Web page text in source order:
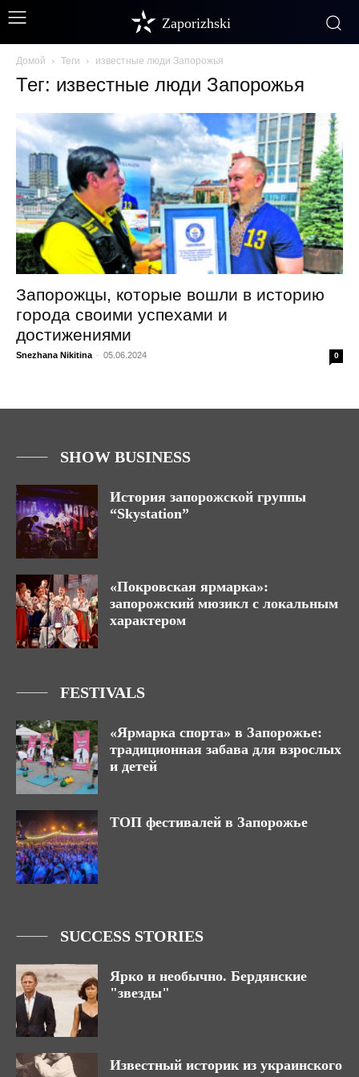
Zaporizhski
Домой Теги известные люди Запорожья
Тег: известные люди Запорожья
Запорожцы, которые вошли в историю
города своими успехами и
достижениями
Snezhana Nikitina - 05.06.2024 0
SHOW BUSINESS
История запорожской группы
“Skystation”
«Покровская ярмарка»:
запорожский мюзикл с локальным
характером
FESTIVALS
«Ярмарка спорта» в Запорожье:
традиционная забава для взрослых
и детей
ТОП фестивалей в Запорожье
SUCCESS STORIES
Ярко и необычно. Бердянские
"звезды"
Известный историк из украинского